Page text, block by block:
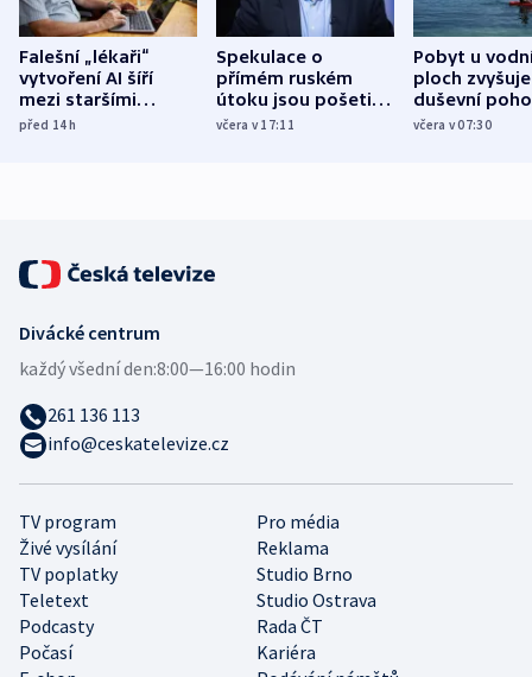
Falešní „lékaři“
vytvoření AI šíří
mezi staršími
Poláky nebezpečné
před 14h
Spekulace o
přímém ruském
útoku jsou pošetilé,
míní estonský
včera v 17:11
Pobyt u
ploch zvyšuje
duševní
ukázala
včera v 07:30
TV program
Pro média
Živé vysílání
Reklama
TV poplatky
Studio Brno
Teletext
Studio Ostrava
Podcasty
Rada ČT
Počasí
Kariéra
Divácké centrum
každý všední den:8:00—16:00 hodin
261 136 113
info@ceskatelevize.cz